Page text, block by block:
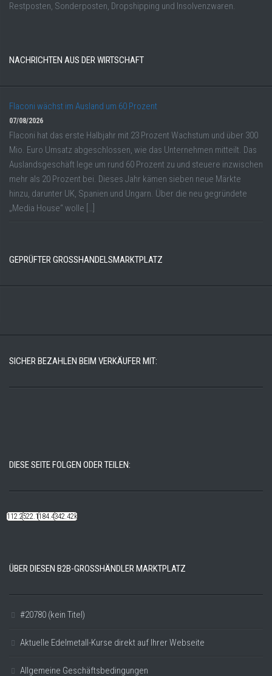
Restposten, Sonderposten, Dropshipping und Insolvenzwaren.
NACHRICHTEN AUS DER WIRTSCHAFT
Flaconi wächst im Ausland um 60 Prozent
07/08/2026
Flaconi hat das erste Halbjahr mit 23 Prozent Wachstum und über 300
Mio. Euro Umsatz abgeschlossen, wie das Unternehmen mitteilt. Das
Auslandsgeschäft lege um rund 60 Prozent zu und steuere inzwischen
mehr als 20 Prozent bei. Dieses Jahr kämen sieben neue Märkte
hinzu, darunter UK, Spanien und Ungarn. Über die neu gegründete
„Media House“ wolle […]
GEPRÜFTER GROSSHANDELSMARKTPLATZ
SICHER BEZAHLEN BEIM VERKÄUFER MIT:
DIESE SEITE FOLGEN ODER TEILEN:
112.22k522.14k184.48k342.42k
ÜBER DIESEN B2B-GROSSHÄNDLER MARKTPLATZ
#20780 (kein Titel)
Aktuelle Edelmetall-Kurse direkt auf Ihrer Webseite
Allgemeine Geschäftsbedingungen